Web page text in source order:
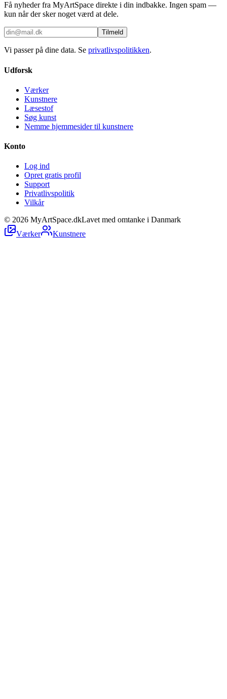
Få nyheder fra MyArtSpace direkte i din indbakke. Ingen spam —
kun når der sker noget værd at dele.
Tilmeld
Vi passer på dine data. Se privatlivspolitikken.
Udforsk
Værker
Kunstnere
Læsestof
Søg kunst
Nemme hjemmesider til kunstnere
Konto
Log ind
Opret gratis profil
Support
Privatlivspolitik
Vilkår
© 2026 MyArtSpace.dkLavet med omtanke i Danmark
Værker
Kunstnere